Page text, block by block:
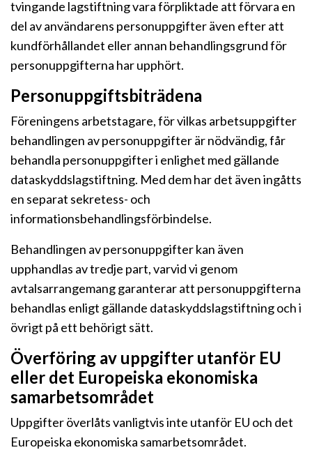
tvingande lagstiftning vara förpliktade att förvara en
del av användarens personuppgifter även efter att
kundförhållandet eller annan behandlingsgrund för
personuppgifterna har upphört.
Personuppgiftsbiträdena
Föreningens arbetstagare, för vilkas arbetsuppgifter
behandlingen av personuppgifter är nödvändig, får
behandla personuppgifter i enlighet med gällande
dataskyddslagstiftning. Med dem har det även ingåtts
en separat sekretess- och
informationsbehandlingsförbindelse.
Behandlingen av personuppgifter kan även
upphandlas av tredje part, varvid vi genom
avtalsarrangemang garanterar att personuppgifterna
behandlas enligt gällande dataskyddslagstiftning och i
övrigt på ett behörigt sätt.
Överföring av uppgifter utanför EU
eller det Europeiska ekonomiska
samarbetsområdet
Uppgifter överlåts vanligtvis inte utanför EU och det
Europeiska ekonomiska samarbetsområdet.